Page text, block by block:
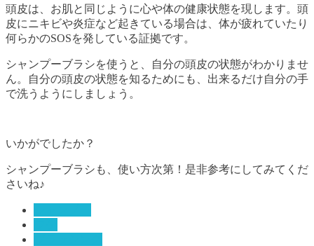
頭皮は、お肌と同じように心や体の健康状態を現します。頭
皮にニキビや炎症など起きている場合は、体が疲れていたり
何らかのSOSを発している証拠です。
シャンプーブラシを使うと、自分の頭皮の状態がわかりませ
ん。自分の頭皮の状態を知るためにも、出来るだけ自分の手
で洗うようにしましょう。
いかがでしたか？
シャンプーブラシも、使い方次第！是非参考にしてみてくだ
さいね♪